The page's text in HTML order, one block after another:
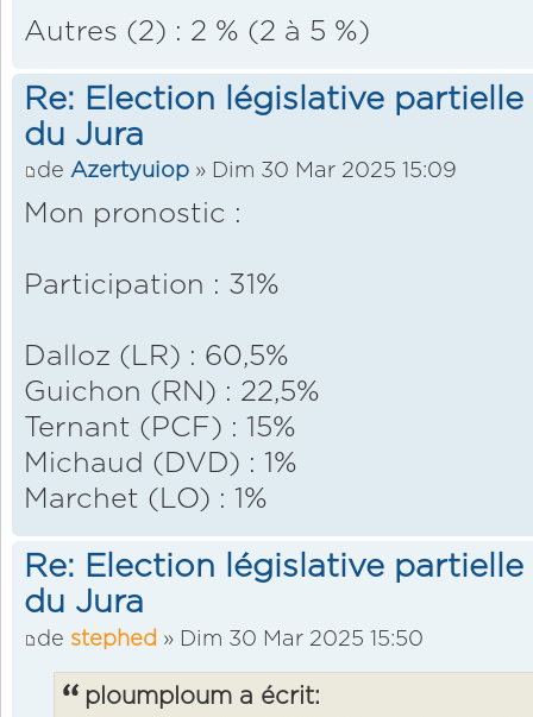
Autres (2) : 2 % (2 à 5 %)
Re: Election législative
du Jura
de Azertyuiop » Dim 30 Mar 2025 15:09
Mon pronostic :
Participation : 31%
Dalloz (LR) : 60,5%
Guichon (RN) : 22,5%
Ternant (PCF) : 15%
Michaud (DVD) : 1%
Marchet (LO) : 1%
Re: Election législative
du Jura
de stephed » Dim 30 Mar 2025 15:50
ploumploum a écrit: